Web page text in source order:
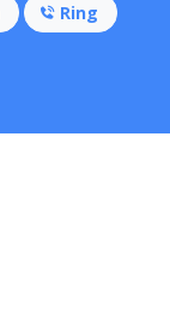
Ring